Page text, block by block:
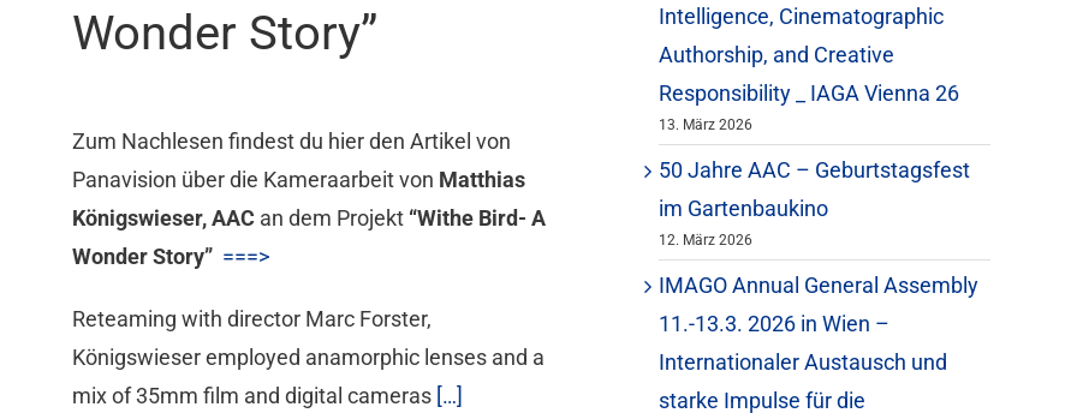
Wonder Story”
Zum Nachlesen findest du hier den Artikel von
Panavision über die Kameraarbeit von Matthias
Königswieser, AAC an dem Projekt “Withe Bird- A
Wonder Story” ===>
Reteaming with director Marc Forster,
Königswieser employed anamorphic lenses and a
mix of 35mm film and digital cameras […]
Intelligence, Cinematographic
Authorship, and Creative
Responsibility _ IAGA Vienna 26
13. März 2026
50 Jahre AAC – Geburtstagsfest
im Gartenbaukino
12. März 2026
IMAGO Annual General Assembly
11.-13.3. 2026 in Wien –
Internationaler Austausch und
starke Impulse für die